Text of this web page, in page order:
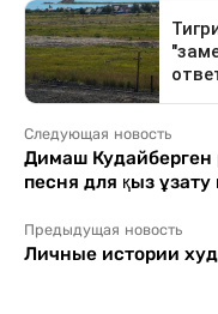
Следующая новость
Димаш Кудайберген
песня для қыз
Предыдущая новость
Личные истории